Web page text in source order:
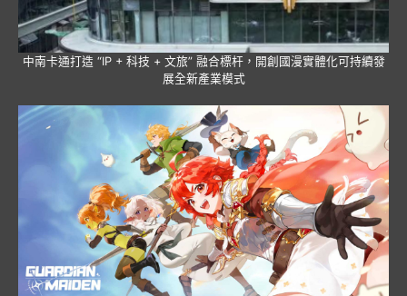
中南卡通打造 “IP + 科技 + 文旅” 融合標杆，開創國漫實體化可持續發
展全新產業模式